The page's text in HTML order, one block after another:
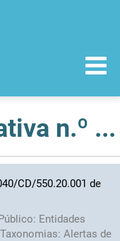
Circular informativa n.º 040/CD/550.20.001 de 07/04/2025
CD/550.20.001 de
Entidades
Taxonomias: Alertas de